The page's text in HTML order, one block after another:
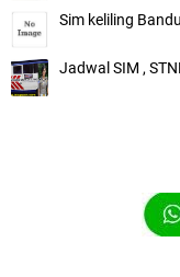
Sim keliling
Jadwal SIM ,